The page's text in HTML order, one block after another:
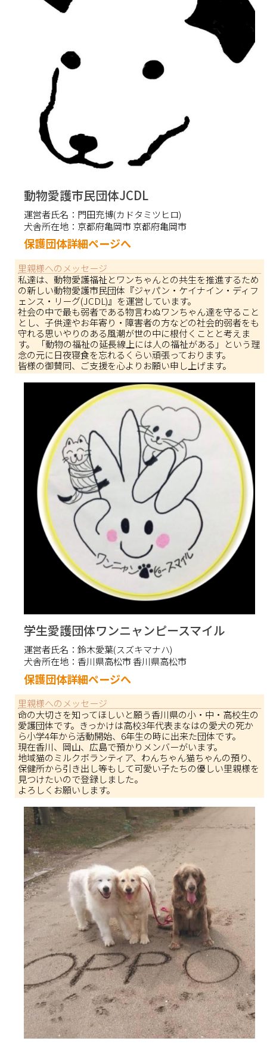
動物愛護市民団体JCDL
運営者氏名： 門田充博(カドタミツヒロ)
犬舎所在地： 京都府亀岡市 京都府亀岡市
保護団体詳細ページへ
里親様へのメッセージ
私達は、動物愛護福祉とワンちゃんとの共生を推進するため
の新しい動物愛護市民団体『ジャパン・ケイナイン・ディフ
ェンス・リーグ(JCDL)』を運営しています。
社会の中で最も弱者である物言わぬワンちゃん達を守ること
とし、子供達やお年寄り・障害者の方などの社会的弱者をも
守れる思いやりのある風潮が世の中に根付くことと考えま
す。 「動物の福祉の延長線上には人の福祉がある」という理
念の元に日夜寝食を忘れるくらい頑張っております。
皆様の御賛同、ご支援を心よりお願い申し上げます。
学生愛護団体ワンニャンピースマイル
運営者氏名：鈴木愛葉(スズキマナハ)
犬舎所在地：香川県高松市 香川県高松市
保護団体詳細ページへ
里親様へのメッセージ
命の大切さを知ってほしいと願う香川県の小・中・高校生の
愛護団体です。きっかけは高校3年代表まなはの愛犬の死か
ら小学4年から活動開始、6年生の時に出来た団体です。
現在香川、岡山、広島で預かりメンバーがいます。
地域猫のミルクボランティア、わんちゃん猫ちゃんの預り、
保健所から引き出し等もして可愛い子たちの優しい里親様を
見つけたいので登録しました。
よろしくお願いします。